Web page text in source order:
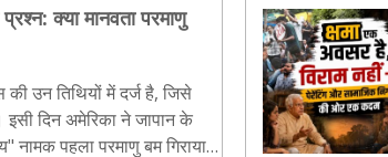
क्या मानवता परमाणु
उन तिथियों में दर्ज है, जिसे
दिन अमेरिका ने जापान के
नामक पहला परमाणु बम गिराया